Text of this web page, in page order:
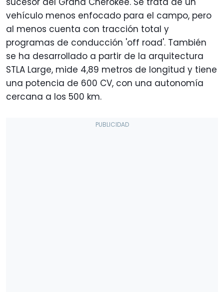
vehículo menos enfocado para el campo, pero
al menos cuenta con tracción total y
programas de conducción 'off road'. También
se ha desarrollado a partir de la arquitectura
STLA Large, mide 4,89 metros de longitud y tiene
una potencia de 600 CV, con una autonomía
cercana a los 500 km.